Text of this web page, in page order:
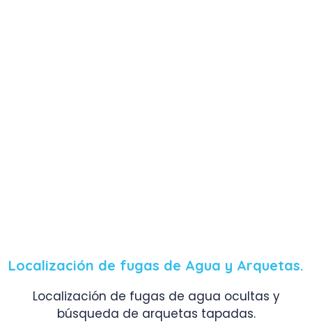
Localización de fugas de Agua y Arquetas.
Localización de fugas de agua ocultas y
búsqueda de arquetas tapadas.